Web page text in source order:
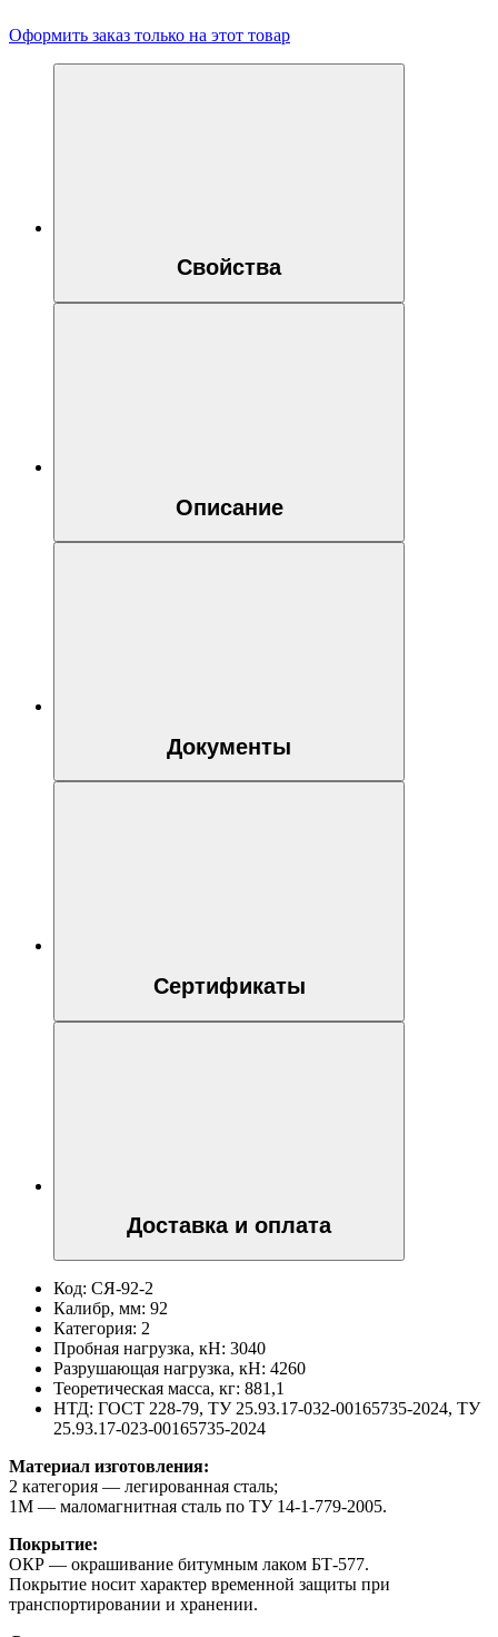
Оформить заказ только на этот товар
Свойства
Описание
Документы
Сертификаты
Доставка и оплата
Код: СЯ-92-2
Калибр, мм: 92
Категория: 2
Пробная нагрузка, кН: 3040
Разрушающая нагрузка, кН: 4260
Теоретическая масса, кг: 881,1
НТД: ГОСТ 228-79, ТУ 25.93.17-032-00165735-2024, ТУ
25.93.17-023-00165735-2024
Материал изготовления:
2 категория — легированная сталь;
1М — маломагнитная сталь по ТУ 14-1-779-2005.
Покрытие:
ОКР — окрашивание битумным лаком БТ-577.
Покрытие носит характер временной защиты при
транспортировании и хранении.